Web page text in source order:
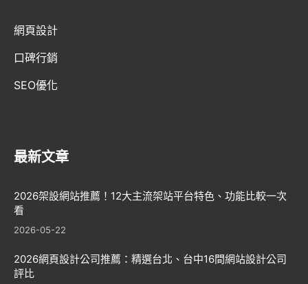
網頁設計
口碑行銷
SEO優化
最新文章
2026架設網站推薦！12大主流架站平台特色、功能比較一次
看
2026-05-22
2026網頁設計公司推薦：精選台北、台中16間網站設計公司
評比